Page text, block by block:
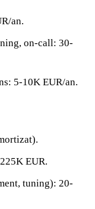
an.
on-call: 30-
5-10K EUR/an.
EUR.
tuning): 20-